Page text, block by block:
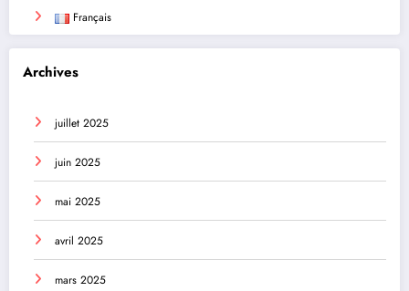
Français
Archives
juillet 2025
juin 2025
mai 2025
avril 2025
mars 2025